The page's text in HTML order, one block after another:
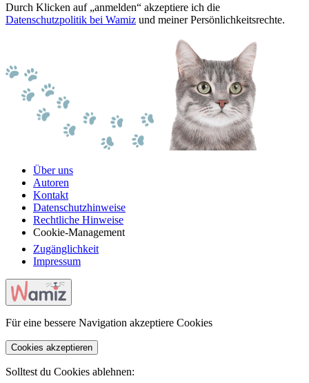
Durch Klicken auf „anmelden“ akzeptiere ich die
Datenschutzpolitik bei Wamiz und meiner Persönlichkeitsrechte.
Über uns
Autoren
Kontakt
Datenschutzhinweise
Rechtliche Hinweise
Cookie-Management
Zugänglichkeit
Impressum
Für eine bessere Navigation akzeptiere Cookies
Cookies akzeptieren
Solltest du Cookies ablehnen: